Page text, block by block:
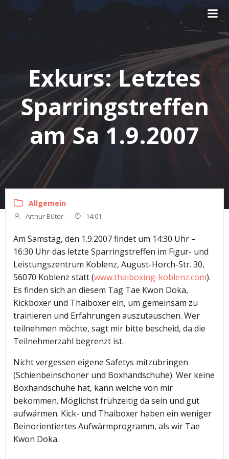
Zum
springen
Exkurs: Letztes
Sparringstreffen
am Sa 1.9.2007
Allgemein
Arthur Büter - 14:01
Am Samstag, den 1.9.2007 findet um 14:30 Uhr –
16:30 Uhr das letzte Sparringstreffen im Figur- und
Leistungszentrum Koblenz, August-Horch-Str. 30,
56070 Koblenz statt (www.thaiboxing-koblenz.com).
Es finden sich an diesem Tag Tae Kwon Doka,
Kickboxer und Thaiboxer ein, um gemeinsam zu
trainieren und Erfahrungen auszutauschen. Wer
teilnehmen möchte, sagt mir bitte bescheid, da die
Teilnehmerzahl begrenzt ist.
Nicht vergessen eigene Safetys mitzubringen
(Schienbeinschoner und Boxhandschuhe). Wer keine
Boxhandschuhe hat, kann welche von mir
bekommen. Möglichst frühzeitig da sein und gut
aufwärmen. Kick- und Thaiboxer haben ein weniger
Beinorientiertes Aufwärmprogramm, als wir Tae
Kwon Doka.